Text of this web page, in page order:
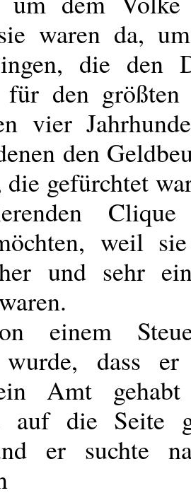
waren da,
die den
den größten
vier
den
gefürchtet
Clique
weil
und sehr
einem
wurde, dass
Amt
auf die Seite
er suchte